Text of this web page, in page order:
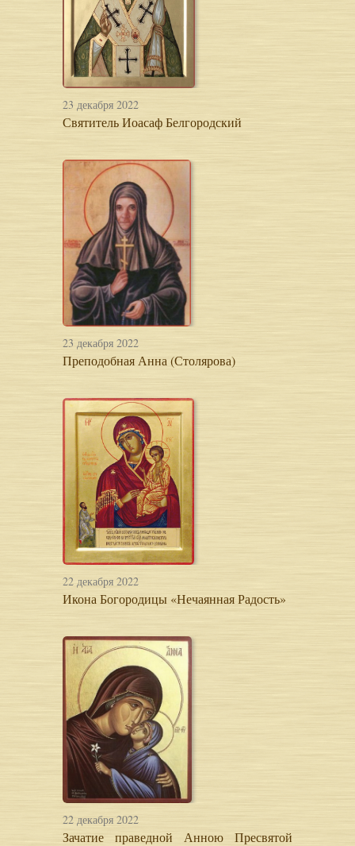
23 декабря 2022
Святитель Иоасаф Белгородский
23 декабря 2022
Преподобная Анна (Столярова)
22 декабря 2022
Икона Богородицы «Нечаянная Радость»
22 декабря 2022
Зачатие праведной Анною Пресвятой